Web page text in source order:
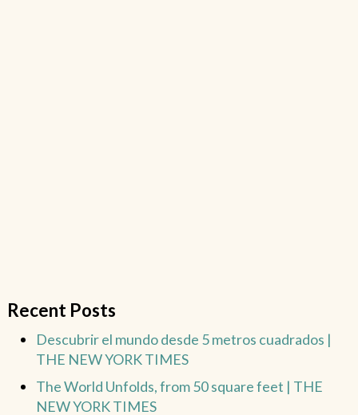
Recent Posts
Descubrir el mundo desde 5 metros cuadrados |
THE NEW YORK TIMES
The World Unfolds, from 50 square feet | THE
NEW YORK TIMES